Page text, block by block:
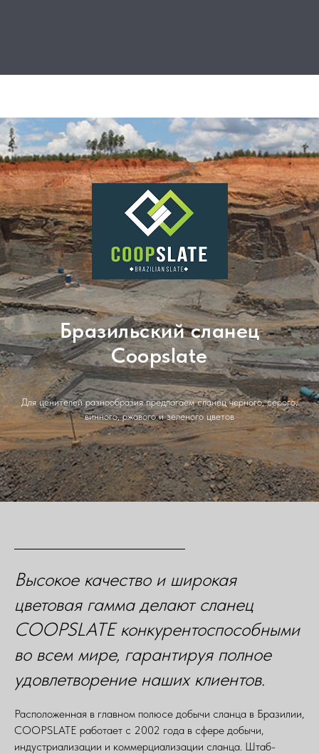
Бразильский сланец
Coopslate
Для ценителей разнообразия предлагаем сланец черного, серого,
винного, ржавого и зеленого цветов
Высокое качество и широкая
цветовая гамма делают сланец
COOPSLATE конкурентоспособными
во всем мире, гарантируя полное
удовлетворение наших клиентов.
Расположенная в главном полюсе добычи сланца в Бразилии,
COOPSLATE работает с 2002 года в сфере добычи,
индустриализации и коммерциализации сланца. Штаб-